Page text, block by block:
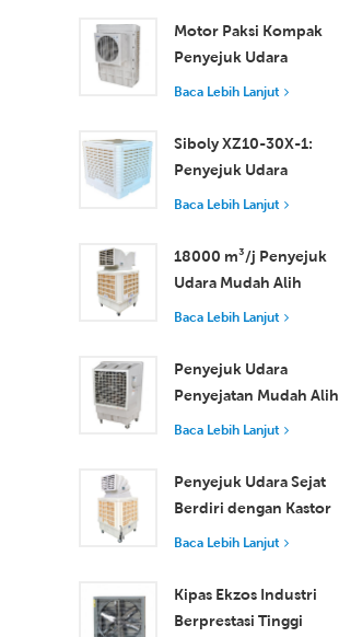
Motor Paksi Kompak
Penyejuk Udara
Tingkap Penyejukan
hingga Sederhana
Baca Lebih Lanjut
Siboly XZ10-30X-1:
Penyejuk Udara
Pengewapan
m3/j
Baca Lebih Lanjut
18000 m³/j Penyejuk
Udara Mudah Alih
Industri dengan Alat
Penyejukan Ruang
Besar
Baca Lebih Lanjut
Penyejuk Udara
Penyejatan Mudah Alih
18000 m³/j Kecekapan
Kawalan Jauh
Baca Lebih Lanjut
Penyejuk Udara Sejat
Berdiri dengan Kastor
dan Alat Kawalan Jauh
Udara
Baca Lebih Lanjut
Kipas Ekzos Industri
Berprestasi Tinggi